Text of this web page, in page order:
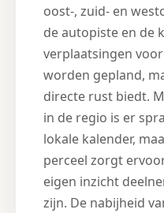
oost-, zuid- en
de autopiste en de
verplaatsingen
worden gepland,
directe rust biedt.
in de regio is er
lokale kalender,
perceel zorgt
eigen inzicht
zijn. De nabijheid